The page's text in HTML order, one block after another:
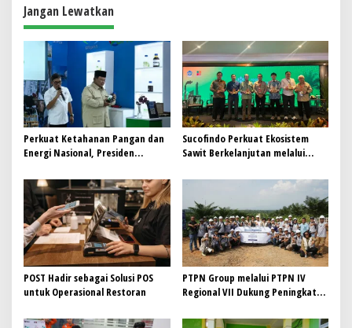
a
s
i
p
o
s
Jangan Lewatkan
Perkuat Ketahanan Pangan dan
Energi Nasional, Presiden
Bioetanol PTPN I (Persero),
Subholding Perkebunan
Nusantara
Sucofindo Perkuat Ekosistem
Sawit Berkelanjutan melalui
POST Hadir sebagai Solusi POS
untuk Operasional Restoran
PTPN Group melalui PTPN IV
Regional VII Dukung Peningkatan
Perkebunan Lewat Pelatihan